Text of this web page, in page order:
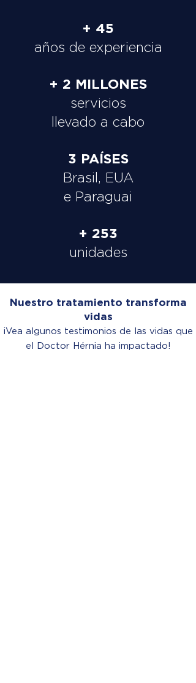
+ 45
años de experiencia
+ 2 MILLONES
servicios
llevado a cabo
3 PAÍSES
Brasil, EUA
e Paraguai
+ 253
unidades
Nuestro tratamiento transforma
vidas
¡Vea algunos testimonios de las vidas que
el Doctor Hérnia ha impactado!